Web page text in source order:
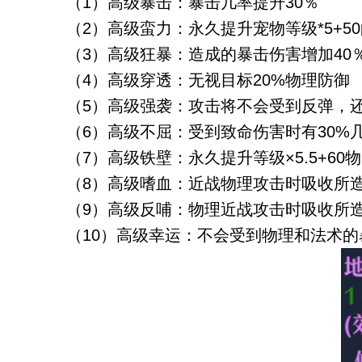
（2）高级蛮力：永久提升宠物等级
（3）高级狂暴：造成的暴击伤害增加40
（4）高级穿透：无视目标20%物理防御
（5）高级强袭：攻击将不会受到反弹
（6）高级不屈：受到致命伤害时有30%
（7）高级铁壁：永久提升等级×5.5+60
（8）高级嗜血：近战物理攻击时吸收所
（9）高级反哺：物理近战攻击时吸收
（10）高级幸运：不会受到物理和法术